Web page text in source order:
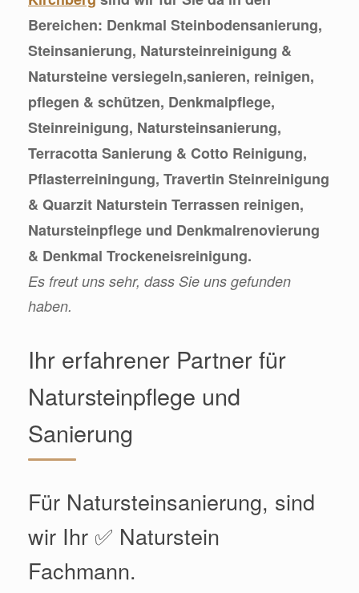
Bereichen: Denkmal Steinbodensanierung,
Steinsanierung, Natursteinreinigung &
Natursteine versiegeln,sanieren, reinigen,
pflegen & schützen, Denkmalpflege,
Steinreinigung, Natursteinsanierung,
Terracotta Sanierung & Cotto Reinigung,
Pflasterreiningung, Travertin Steinreinigung
& Quarzit Naturstein Terrassen reinigen,
Natursteinpflege und Denkmalrenovierung
& Denkmal Trockeneisreinigung.
Es freut uns sehr, dass Sie uns gefunden
haben.
Ihr erfahrener Partner für
Natursteinpflege und
Sanierung
Für Natursteinsanierung, sind
wir Ihr ✅ Naturstein
Fachmann.